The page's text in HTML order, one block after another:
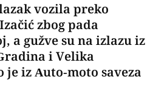
vozila preko
zbog pada
a gužve su na izlazu iz
i Velika
je iz Auto-moto saveza